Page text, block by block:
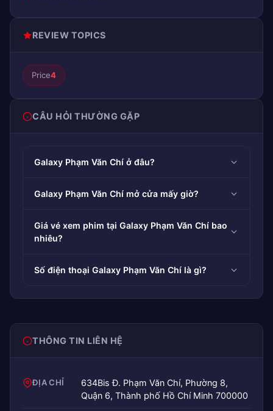
REVIEW TOPICS
Price4
CÂU HỎI THƯỜNG GẶP
Galaxy Phạm Văn Chí ở đâu?
Galaxy Phạm Văn Chí mở cửa mấy giờ?
Giá vé xem phim tại Galaxy Phạm Văn Chí bao
nhiêu?
Số điện thoại Galaxy Phạm Văn Chí là gì?
THÔNG TIN LIÊN HỆ
ĐỊA CHỈ
634Bis Đ. Phạm Văn Chí, Phường 8,
Quận 6, Thành phố Hồ Chí Minh 700000